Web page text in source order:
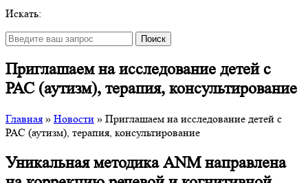
Искать:
Поиск
Приглашаем на исследование детей с
РАС (аутизм), терапия, консультирование
Главная » Новости » Приглашаем на исследование детей с
РАС (аутизм), терапия, консультирование
Уникальная методика ANM направлена